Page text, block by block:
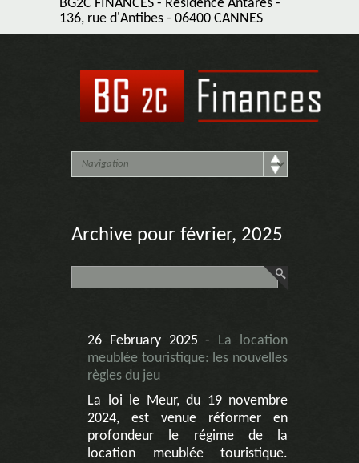
BG2C FINANCES - Résidence Antarès -
136, rue d'Antibes - 06400 CANNES
Archive pour février, 2025
26 February 2025 - La location
meublée touristique: les nouvelles
règles du jeu
La loi le Meur, du 19 novembre
2024, est venue réformer en
profondeur le régime de la
location meublée touristique.